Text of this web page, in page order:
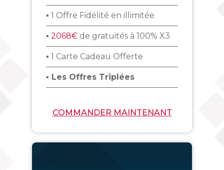
▪ 1 Offre Fidélité en illimitée
▪ 2068€ de gratuités à 100% X3
▪ 1 Carte Cadeau Offerte
▪ Les Offres Triplées
COMMANDER MAINTENANT